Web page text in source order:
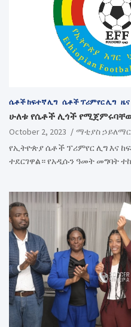
ሴቶች ከፍተኛ ሊግ ሴቶች ፕሪምየር ሊግ ዜና
ሁለቱ የሴቶች ሊጎች
October 2, 2023
ማቲያስ
የኢትዮጵያ ሴቶች ፕሪምየር ሊግ እና
ተደርገዋል። የአዲሱን ዓመት መግባት